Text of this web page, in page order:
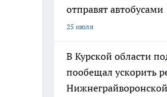
отправят автобусами
25 июля
В Курской области
пообещал ускорить